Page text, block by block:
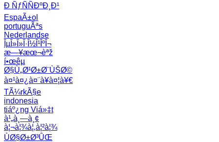
Ð ÑƒÑÑÐºÐ¸Ð¹
EspaÃ±ol
portuguÃªs
Nederlandse
ÎµÎ»Î»Î·Î½Î¹ÎºÎ¬
æ—¥æœ¬èªž
í•œêµ­
Ø§Ù„Ø¹Ø±Ø¨ÙŠØ©
à¤¹à¤¿à¤¨à¥à¤¦à¥€
TÃ¼rkÃ§e
indonesia
tiáº¿ng Viá»‡t
à¹„à¸—à¸¢
à¦¬à¦¾à¦‚à¦²à¦¾
ÙØ§Ø±Ø³ÛŒ